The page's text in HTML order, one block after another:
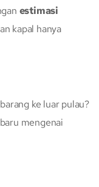
estimasi
kapal hanya
ke luar pulau?
mengenai